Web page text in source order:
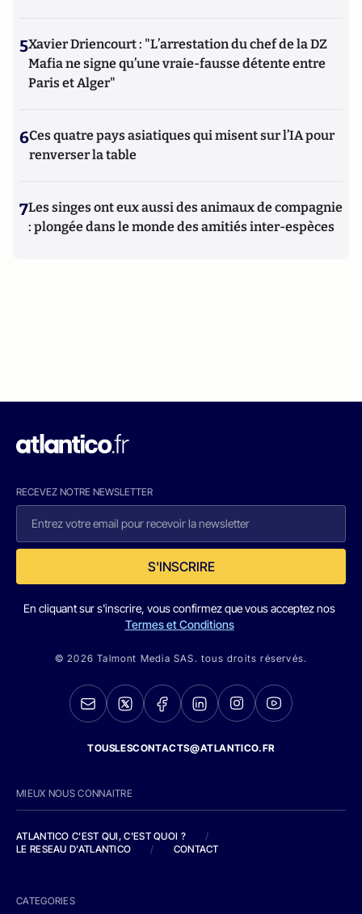
5Xavier Driencourt : "L’arrestation du chef de la DZ
Mafia ne signe qu’une vraie-fausse détente entre
Paris et Alger"
6Ces quatre pays asiatiques qui misent sur l’IA pour
renverser la table
7Les singes ont eux aussi des animaux de compagnie
: plongée dans le monde des amitiés inter-espèces
RECEVEZ NOTRE NEWSLETTER
S'INSCRIRE
En cliquant sur s'inscrire, vous confirmez que vous acceptez nos
Termes et Conditions
© 2026 Talmont Media SAS. tous droits réservés.
TOUSLESCONTACTS@ATLANTICO.FR
MIEUX NOUS CONNAITRE
ATLANTICO C'EST QUI, C'EST QUOI ?
/
LE RESEAU D'ATLANTICO
/ CONTACT
CATEGORIES